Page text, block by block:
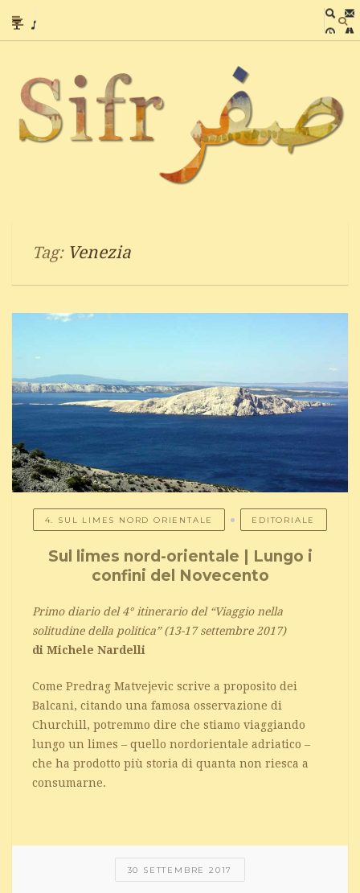
Tag: Venezia
4. SUL LIMES NORD ORIENTALE EDITORIALE
Sul limes nord-orientale | Lungo i
confini del Novecento
Primo diario del 4° itinerario del “Viaggio nella
solitudine della politica” (13-17 settembre 2017)
di Michele Nardelli
Come Predrag Matvejevic scrive a proposito dei
Balcani, citando una famosa osservazione di
Churchill, potremmo dire che stiamo viaggiando
lungo un limes – quello nordorientale adriatico –
che ha prodotto più storia di quanta non riesca a
consumarne.
30 SETTEMBRE 2017